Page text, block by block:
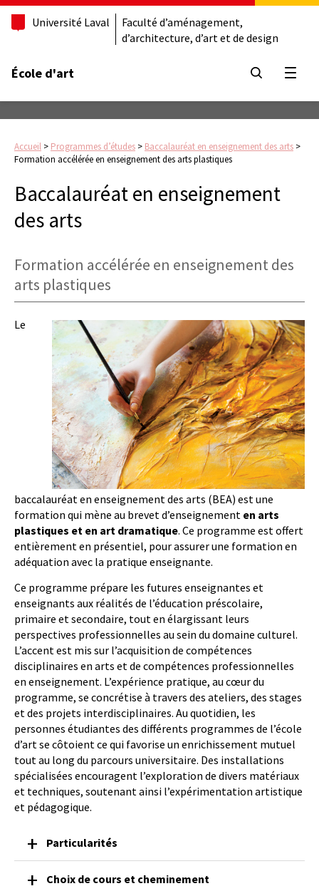
Université Laval
Faculté d’aménagement,
d’architecture, d’art et de design
École d'art
Accueil > Programmes d’études > Baccalauréat en enseignement des arts >
Formation accélérée en enseignement des arts plastiques
Baccalauréat en enseignement
des arts
Formation accélérée en enseignement des
arts plastiques
Le
baccalauréat en enseignement des arts (BEA) est une
formation qui mène au brevet d’enseignement en arts
plastiques et en art dramatique. Ce programme est offert
entièrement en présentiel, pour assurer une formation en
adéquation avec la pratique enseignante.
Ce programme prépare les futures enseignantes et
enseignants aux réalités de l’éducation préscolaire,
primaire et secondaire, tout en élargissant leurs
perspectives professionnelles au sein du domaine culturel.
L’accent est mis sur l’acquisition de compétences
disciplinaires en arts et de compétences professionnelles
en enseignement. L’expérience pratique, au cœur du
programme, se concrétise à travers des ateliers, des stages
et des projets interdisciplinaires. Au quotidien, les
personnes étudiantes des différents programmes de l’école
d’art se côtoient ce qui favorise un enrichissement mutuel
tout au long du parcours universitaire. Des installations
spécialisées encouragent l’exploration de divers matériaux
et techniques, soutenant ainsi l’expérimentation artistique
et pédagogique.
Particularités
Choix de cours et cheminement